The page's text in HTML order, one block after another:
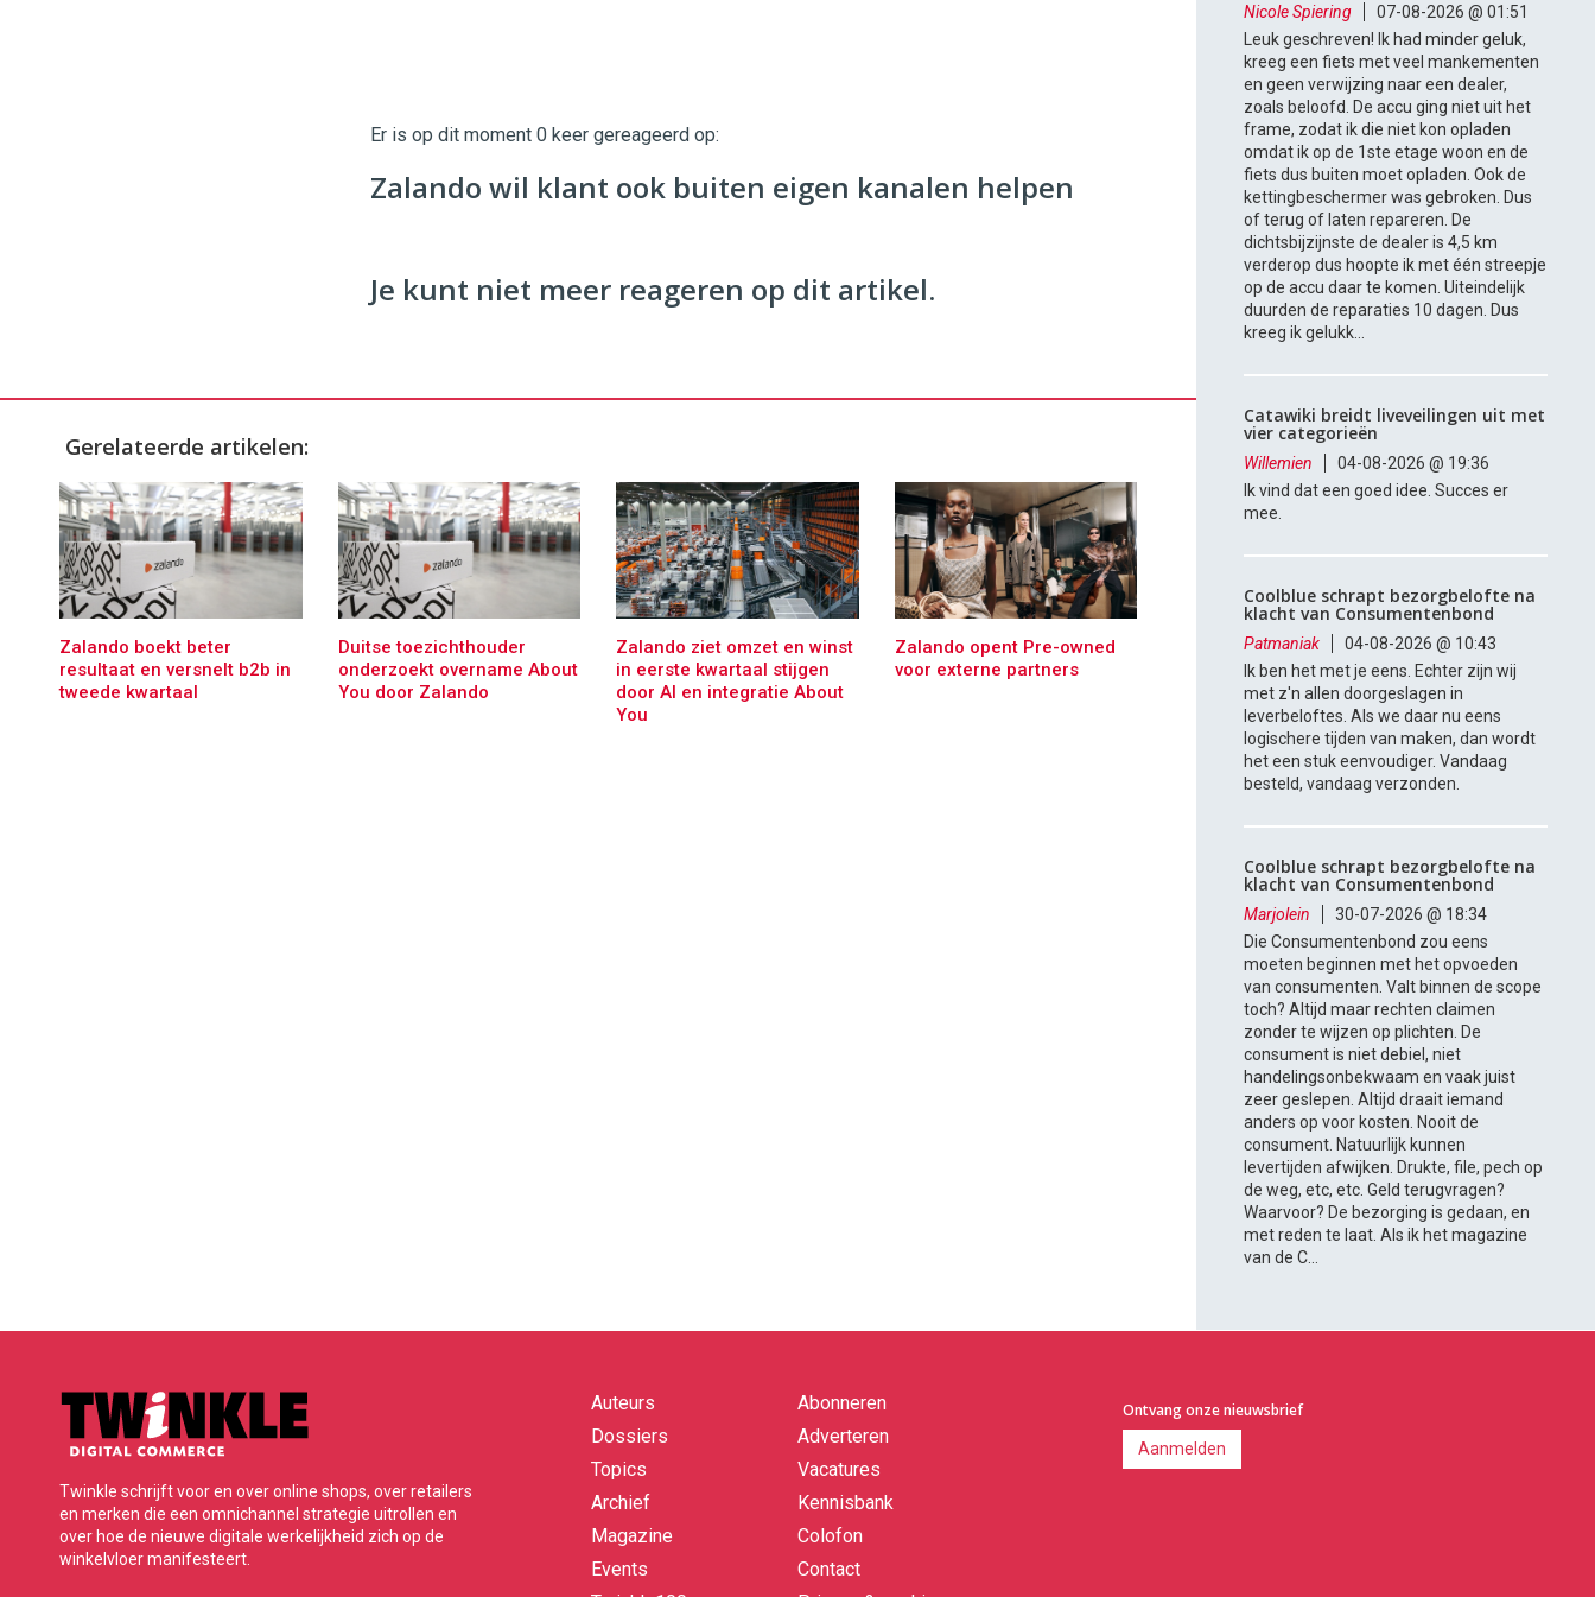
Digital
9654
Er is op dit moment 0 keer gereageerd op:
Zalando wil klant ook buiten eigen kanalen helpen
Je kunt niet meer reageren op dit artikel.
Gerelateerde artikelen:
Zalando boekt beter
resultaat en versnelt b2b in
tweede kwartaal
Duitse toezichthouder
onderzoekt overname About
You door Zalando
Zalando ziet omzet en winst
in eerste kwartaal stijgen
door AI en integratie About
You
Zalando opent Pre-owned
voor externe partners
Nicole Spiering
07-08-2026 @ 01:51
Leuk geschreven! Ik had minder geluk,
kreeg een fiets met veel mankementen
en geen verwijzing naar een dealer,
zoals beloofd. De accu ging niet uit het
frame, zodat ik die niet kon opladen
omdat ik op de 1ste etage woon en de
fiets dus buiten moet opladen. Ook de
kettingbeschermer was gebroken. Dus
of terug of laten repareren. De
dichtsbijzijnste de dealer is 4,5 km
verderop dus hoopte ik met één streepje
op de accu daar te komen. Uiteindelijk
duurden de reparaties 10 dagen. Dus
kreeg ik gelukk...
Catawiki breidt liveveilingen uit met
vier categorieën
Willemien
04-08-2026 @ 19:36
Ik vind dat een goed idee. Succes er
mee.
Coolblue schrapt bezorgbelofte na
klacht van Consumentenbond
Patmaniak
04-08-2026 @ 10:43
Ik ben het met je eens. Echter zijn wij
met z'n allen doorgeslagen in
leverbeloftes. Als we daar nu eens
logischere tijden van maken, dan wordt
het een stuk eenvoudiger. Vandaag
besteld, vandaag verzonden.
Coolblue schrapt bezorgbelofte na
klacht van Consumentenbond
Marjolein
30-07-2026 @ 18:34
Die Consumentenbond zou eens
moeten beginnen met het opvoeden
van consumenten. Valt binnen de scope
toch? Altijd maar rechten claimen
zonder te wijzen op plichten. De
consument is niet debiel, niet
handelingsonbekwaam en vaak juist
zeer geslepen. Altijd draait iemand
anders op voor kosten. Nooit de
consument. Natuurlijk kunnen
levertijden afwijken. Drukte, file, pech op
de weg, etc, etc. Geld terugvragen?
Waarvoor? De bezorging is gedaan, en
met reden te laat. Als ik het magazine
van de C...
Twinkle schrijft voor en over online shops, over retailers
en merken die een omnichannel strategie uitrollen en
over hoe de nieuwe digitale werkelijkheid zich op de
winkelvloer manifesteert.
Quick
links
Auteurs
Dossiers
Topics
Archief
Magazine
Events
Abonneren
Adverteren
Vacatures
Kennisbank
Colofon
Contact
Ontvang onze nieuwsbrief
Aanmelden